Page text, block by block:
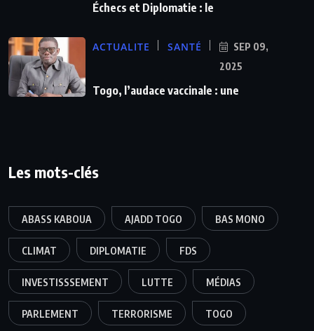
Échecs et Diplomatie : le
ACTUALITE SANTÉ
SEP 09,
2025
Togo, l’audace vaccinale : une
Les mots-clés
ABASS KABOUA AJADD TOGO BAS MONO
CLIMAT DIPLOMATIE FDS
INVESTISSSEMENT LUTTE MÉDIAS
PARLEMENT TERRORISME TOGO